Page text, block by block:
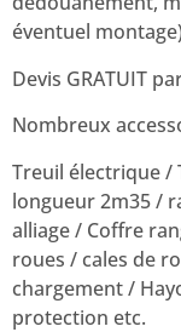
éventuel
Devis GRATUIT
Nombreux
Treuil électrique /
longueur 2m35 /
alliage / Coffre
roues / cales de
chargement /
protection etc.